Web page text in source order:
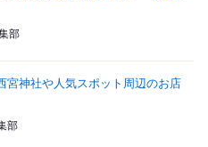
部
宮神社や人気スポット周辺のお店
部